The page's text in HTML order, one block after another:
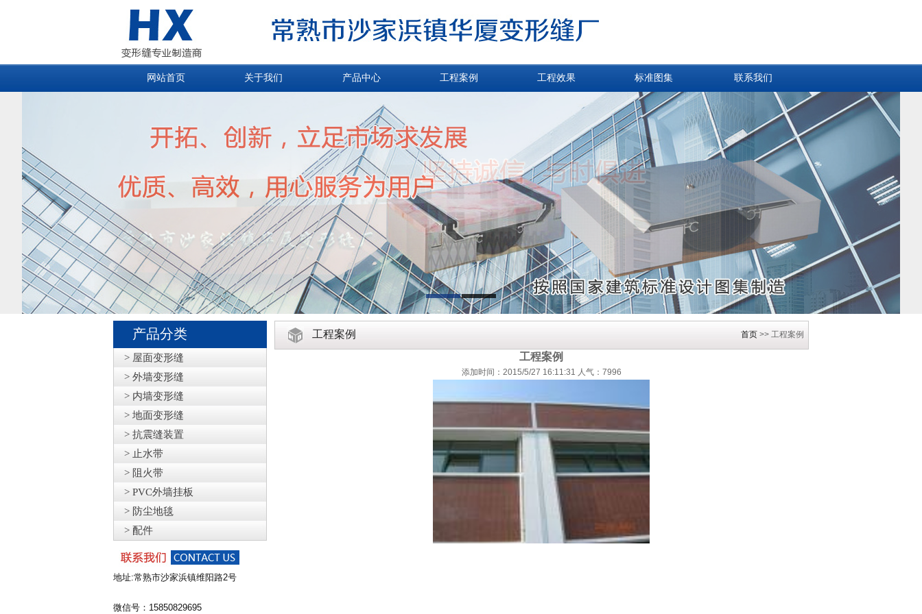
网站首页 关于我们 产品中心 工程案例 工程效果 标准图集 联系我们
产品分类
> 屋面变形缝
> 外墙变形缝
> 内墙变形缝
> 地面变形缝
> 抗震缝装置
> 止水带
> 阻火带
> PVC外墙挂板
> 防尘地毯
> 配件
地址:常熟市沙家浜镇维阳路2号
微信号：15850829695
工程案例 首页>> 工程案例
工程案例
添加时间：2015/5/27 16:11:31 人气：7996